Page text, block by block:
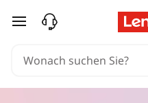
zum Hauptinhalt springen